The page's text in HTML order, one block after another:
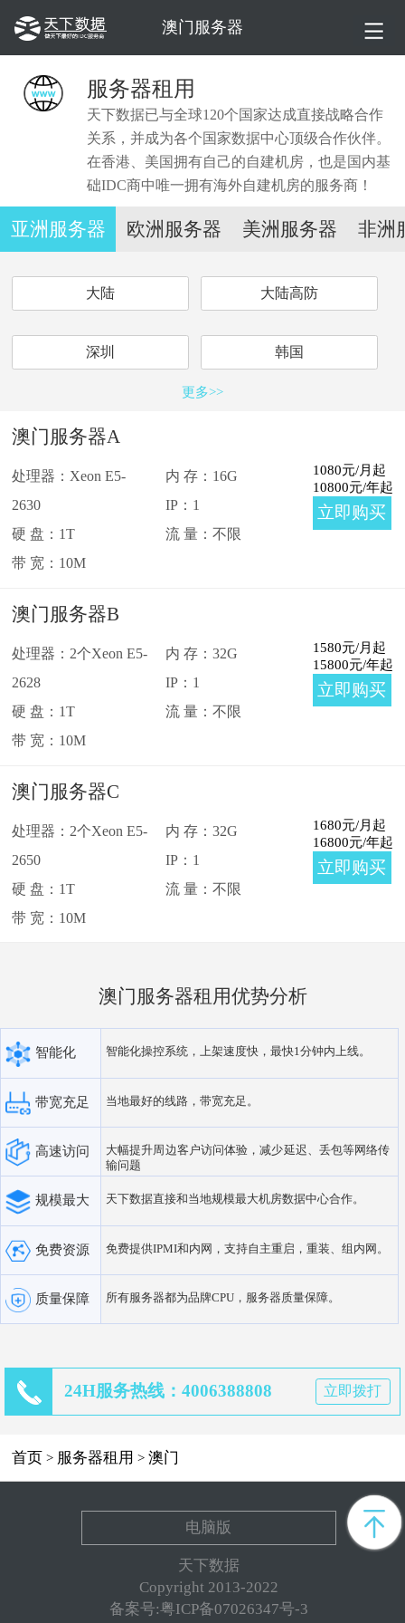
澳门服务器
服务器租用
天下数据已与全球120个国家达成直接战略合作
关系，并成为各个国家数据中心顶级合作伙伴。
在香港、美国拥有自己的自建机房，也是国内基
础IDC商中唯一拥有海外自建机房的服务商！
亚洲服务器 欧洲服务器 美洲服务器 非洲
大陆 大陆高防
深圳 韩国
日本 日本站群
新加坡站群
阿联酋迪拜
更多>>
澳门服务器A
处理器：Xeon E5-
2630
硬 盘：1T
带 宽：10M
内 存：16G
IP：1
流 量：不限
1080元/月起
10800元/年起
立即购买
澳门服务器B
处理器：2个Xeon E5-
2628
硬 盘：1T
带 宽：10M
内 存：32G
IP：1
流 量：不限
1580元/月起
15800元/年起
立即购买
澳门服务器C
处理器：2个Xeon E5-
2650
硬 盘：1T
带 宽：10M
内 存：32G
IP：1
流 量：不限
1680元/月起
16800元/年起
立即购买
澳门服务器租用优势分析
智能化 智能化操控系统，上架速度快，最快1分钟内上线。
带宽充足 当地最好的线路，带宽充足。
高速访问
大幅提升周边客户访问体验，减少延迟、丢包等网络传
输问题
规模最大 天下数据直接和当地规模最大机房数据中心合作。
免费资源 免费提供IPMI和内网，支持自主重启，重装、组内网。
质量保障 所有服务器都为品牌CPU，服务器质量保障。
24H服务热线：4006388808 立即拨打
首页 > 服务器租用 >澳门
电脑版
天下数据
Copyright 2013-2022
备案号:粤ICP备07026347号-3